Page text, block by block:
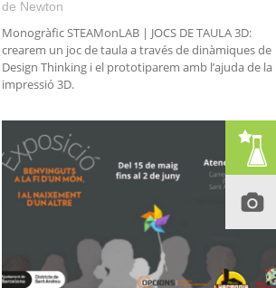
de Newton
Monogràfic STEAMonLAB | JOCS DE TAULA 3D:
crearem un joc de taula a través de dinàmiques de
Design Thinking i el prototiparem amb l’ajuda de la
impressió 3D.